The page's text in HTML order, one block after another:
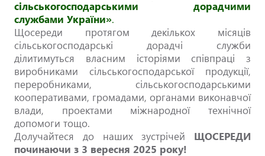
сільськогосподарськими дорадчими
службами України».
Щосереди протягом декількох місяців
сільськогосподарські дорадчі служби
ділитимуться власним історіями співпраці з
виробниками сільськогосподарської продукції,
переробниками, сільськогосподарськими
кооперативами, громадами, органами виконавчої
влади, проектами міжнародної технічної
допомоги тощо.
Долучайтеся до наших зустрічей ЩОСЕРЕДИ
починаючи з 3 вересня 2025 року!